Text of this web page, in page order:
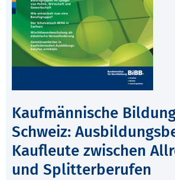
Kaufmännische
Schweiz:
Kaufleute zwischen
und Splitterberufen